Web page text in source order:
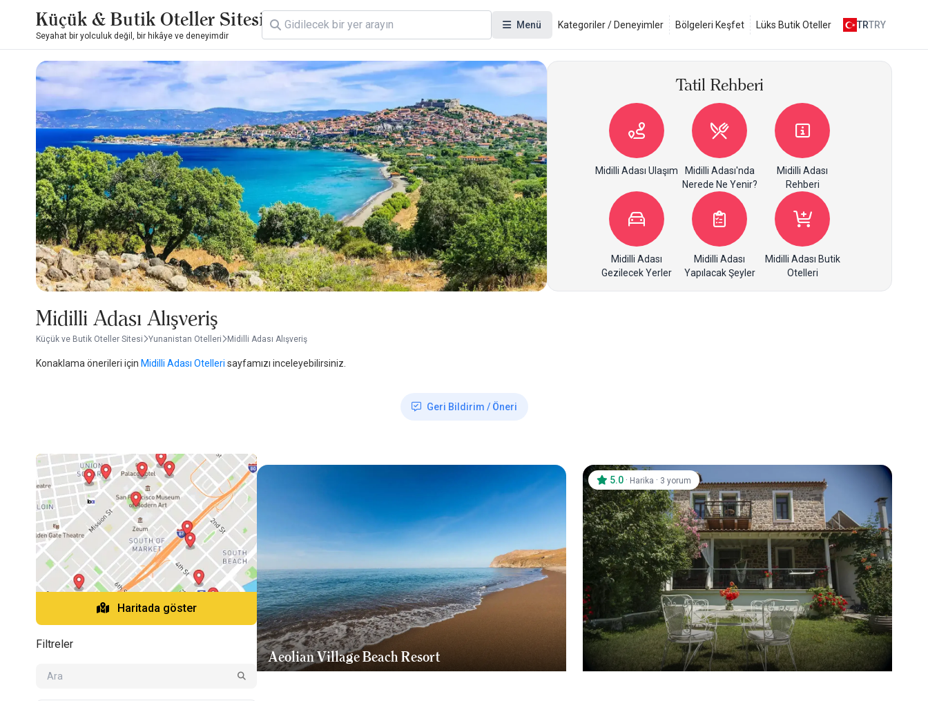
Küçük & Butik Oteller Sitesi
Seyahat bir yolculuk değil, bir hikâye ve deneyimdir
Menü Kategoriler / Deneyimler Bölgeleri Keşfet Lüks Butik Oteller TRTRY
Tatil Rehberi
Midilli Adası Ulaşım
Midilli Adası'nda
Nerede Ne Yenir?
Midilli Adası
Rehberi
Midilli Adası
Gezilecek Yerler
Midilli Adası
Yapılacak Şeyler
Midilli Adası Butik
Otelleri
Midilli Adası Alışveriş
Küçük ve Butik Oteller Sitesi Yunanistan Otelleri Midilli Adası Alışveriş
Konaklama önerileri için Midilli Adası Otelleri sayfamızı inceleyebilirsiniz.
Geri Bildirim / Öneri
Haritada göster
Filtreler
Aeolian Village Beach Resort
5.0 · Harika · 3 yorum